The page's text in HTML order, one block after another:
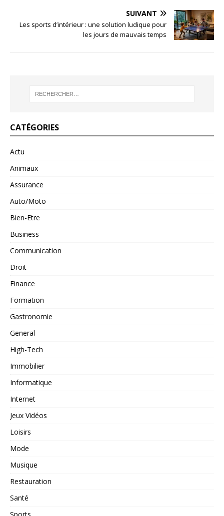
SUIVANT
Les sports d’intérieur : une solution ludique pour
les jours de mauvais temps
CATÉGORIES
Actu
Animaux
Assurance
Auto/Moto
Bien-Etre
Business
Communication
Droit
Finance
Formation
Gastronomie
General
High-Tech
Immobilier
Informatique
Internet
Jeux Vidéos
Loisirs
Mode
Musique
Restauration
Santé